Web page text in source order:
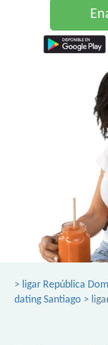
> ligar República
dating Santiago >